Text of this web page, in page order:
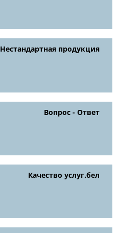
Нестандартная продукция
Вопрос - Ответ
Качество услуг.бел